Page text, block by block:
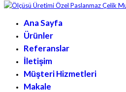
Ana Sayfa
Ürünler
Referanslar
İletişim
Müşteri Hizmetleri
Makale